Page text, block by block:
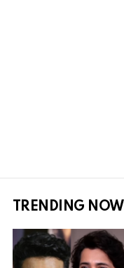
TRENDING NOW